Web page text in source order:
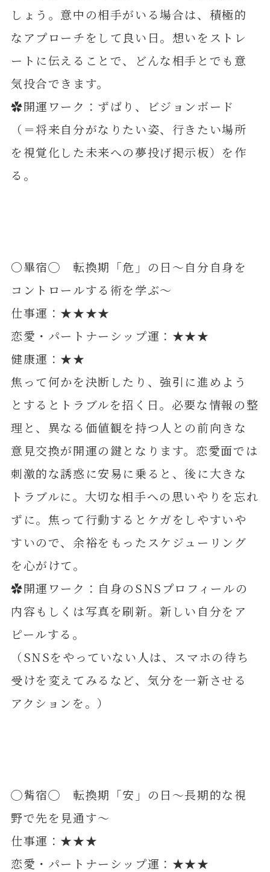
しょう。意中の相手がいる場合は、積極的
なアプローチをして良い日。想いをストレ
ートに伝えることで、どんな相手とでも意
気投合できます。
✿開運ワーク：ずばり、ビジョンボード
（＝将来自分がなりたい姿、行きたい場所
を視覚化した未来への夢投げ掲示板）を作
る。
〇畢宿◯ 転換期「危」の日～自分自身を
コントロールする術を学ぶ～
仕事運：★★★★
恋愛・パートナーシップ運：★★★
健康運：★★
焦って何かを決断したり、強引に進めよう
とするとトラブルを招く日。必要な情報の整
理と、異なる価値観を持つ人との前向きな
意見交換が開運の鍵となります。恋愛面では
刺激的な誘惑に安易に乗ると、後に大きな
トラブルに。大切な相手への思いやりを忘れ
ずに。焦って行動するとケガをしやすいや
すいので、余裕をもったスケジューリング
を心がけて。
✿開運ワーク：自身のSNSプロフィールの
内容もしくは写真を刷新。新しい自分をア
ピールする。
（SNSをやっていない人は、スマホの待ち
受けを変えてみるなど、気分を一新させる
アクションを。）
◯觜宿◯ 転換期「安」の日～長期的な視
野で先を見通す～
仕事運：★★★
恋愛・パートナーシップ運：★★★